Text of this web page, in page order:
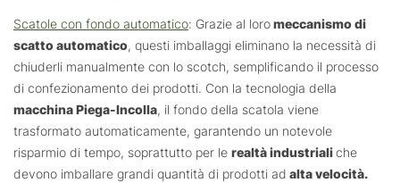
Scatole con fondo automatico: Grazie al loromeccanismo di
scatto automatico, questi imballaggi eliminano la necessità di
chiuderli manualmente con lo scotch, semplificando il processo
di confezionamento dei prodotti. Con la tecnologia della
macchina Piega-Incolla, il fondo della scatola viene
trasformato automaticamente, garantendo un notevole
risparmio di tempo, soprattutto per le realtà industrialiche
devono imballare grandi quantità di prodotti ad alta velocità.